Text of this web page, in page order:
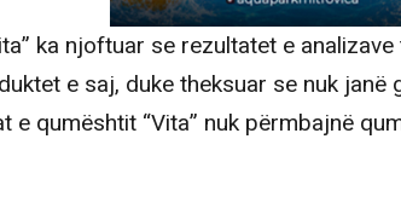
ka njoftuar se rezultatet e
e saj, duke theksuar se nuk janë
e qumështit “Vita” nuk përmbajnë